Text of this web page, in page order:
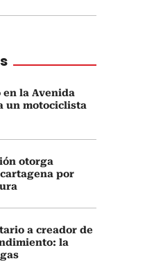
la Avenida
un motociclista
otorga
por
a creador de
la